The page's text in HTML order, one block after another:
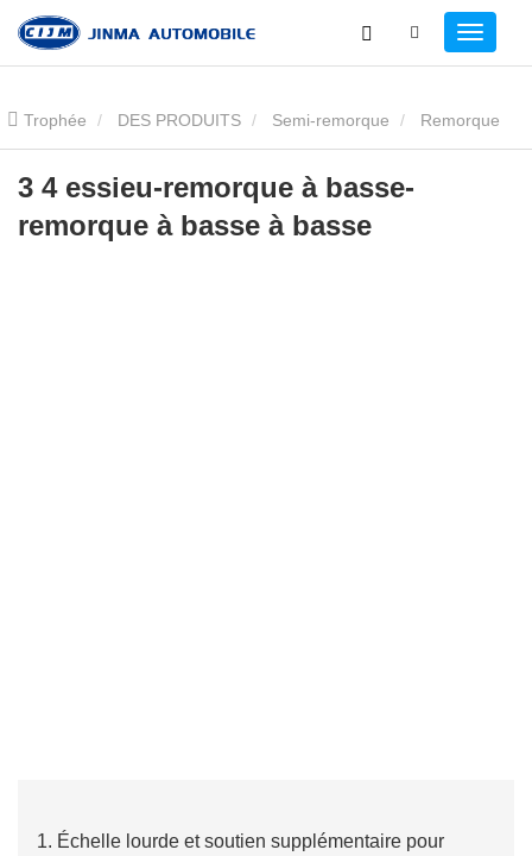
Trophée DES PRODUITS Semi-remorque Remorque
surbaissée 3 4 essieu-remorque à basse-remorque à basse à
basse
3 4 essieu-remorque à basse-
remorque à basse à basse
1. Échelle lourde et soutien supplémentaire pour